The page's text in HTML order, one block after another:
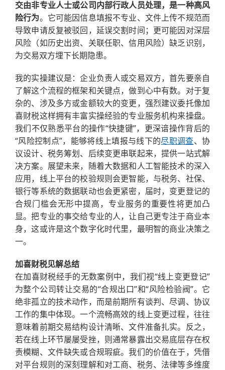
交由非专业人士或公司内部行政人员处理，是一种高风
险行为。它可能因信息填报不专业、文件上传不规范而
导致申请反复被驳回，延误交割时间；更可能因对深层
风险（如历史出资、关联任职、信用风险）缺乏识别，
为交易双方埋下长期隐患。
我的实操建议是：企业负责人或交易双方，首先要亲自
了解这个流程的框架和关键点，做到心中有数。对于复
杂的、涉及多方或金额较大的变更，强烈建议委托像加
喜财税这样拥有丰富实操经验的专业服务机构来操盘。
我们不仅熟悉平台的操作“快捷键”，更深谙操作背后的
“风险控制点”，能够将线上填报与线下的尽职调查、协
议设计、税务筹划、后续变更串联起来，提供一站式解
决方案。展望未来，随着大数据和人工智能技术的深入
应用，线上平台的校验规则会更智能，与税务、社保、
银行等系统的数据联动也会更紧密，届时，变更登记的
合规门槛会无形中提高，专业服务的重要性将更加凸
显。把专业的事交给专业的人，让自己更专注于商业本
身，这或许是这个数字化时代里，最明智的商业决策之
一。
加喜财税见解总结
在加喜财税经手的无数案例中，我们视“线上变更登记”
为整个公司转让交易的“合规出口”和“风险检验阀”。它
绝非孤立的技术动作，而是前期所有谈判、尽调、协议
工作的集中体现。一个流畅高效的线上变更过程，往往
意味着前期交易结构设计清晰、文件准备扎实。反之，
若在线上环节屡屡受挫，则通常暴露出交易底层存在权
责模糊、文件缺失或合规瑕疵。我们的价值在于，凭借
对平台规则的深刻理解和对工商、税务、法律等多维度